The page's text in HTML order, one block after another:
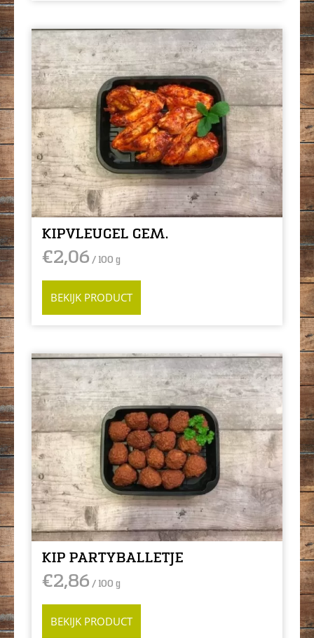
KIPVLEUGEL GEM.
€2,06 / 100 g
BEKIJK PRODUCT
KIP PARTYBALLETJE
€2,86 / 100 g
BEKIJK PRODUCT